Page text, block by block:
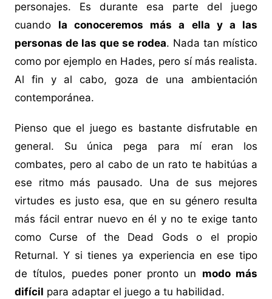
personajes. Es durante esa parte del juego
cuando la conoceremos más a ella y a las
personas de las que se rodea. Nada tan místico
como por ejemplo en Hades, pero sí más realista.
Al fin y al cabo, goza de una ambientación
contemporánea.
Pienso que el juego es bastante disfrutable en
general. Su única pega para mí eran los
combates, pero al cabo de un rato te habitúas a
ese ritmo más pausado. Una de sus mejores
virtudes es justo esa, que en su género resulta
más fácil entrar nuevo en él y no te exige tanto
como Curse of the Dead Gods o el propio
Returnal. Y si tienes ya experiencia en ese tipo
de títulos, puedes poner pronto un modo más
difícil para adaptar el juego a tu habilidad.